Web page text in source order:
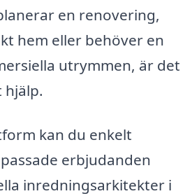
en renovering,
hem eller behöver en
utrymmen, är det
kan du enkelt
erbjudanden
inredningsarkitekter i